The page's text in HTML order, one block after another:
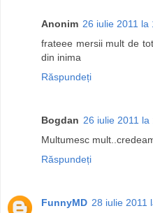
Anonim 26 iulie 2011 la
frateee mersii mult de
din inima
Răspundeți
Bogdan 26 iulie 2011 la
Multumesc
Răspundeți
FunnyMD 28 iulie 2011